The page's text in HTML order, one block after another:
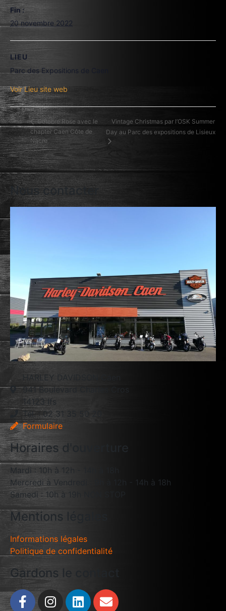
Fin :
20 novembre 2022
LIEU
Parc des Expositions de Caen
Voir Lieu site web
Octobre Rose avec le
chapter Caen Côte de
Nacre
Vintage Christmas par l’OSK Summer
Day au Parc des expositions de Lisieux
Nous contacter
HARLEY DAVIDSON Caen
941 Boulevard Charles Cros
14123 Ifs
Tél. : 02 31 35 50 20
Formulaire
Horaires d'ouverture
Mardi : 10h à 12h - 14h à 18h
Mercredi à Vendredi : 9h à 12h - 14h à 18h
Samedi : 10h à 19h NON STOP
Mentions légales
Informations légales
Politique de confidentialité
Gardons le contact